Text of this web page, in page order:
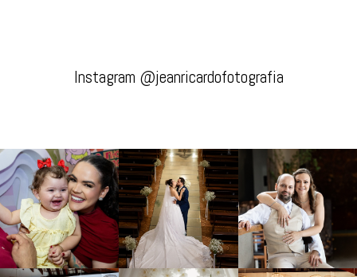
Instagram @jeanricardofotografia